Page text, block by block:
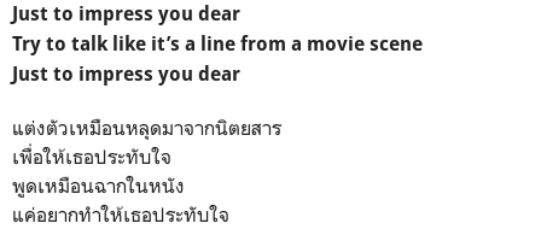
Just to impress you dear
Try to talk like it’s a line from a movie scene
Just to impress you dear
แต่งตัวเหมือนหลุดมาจากนิตยสาร
เพื่อให้เธอประทับใจ
พูดเหมือนฉากในหนัง
แค่อยากทำให้เธอประทับใจ